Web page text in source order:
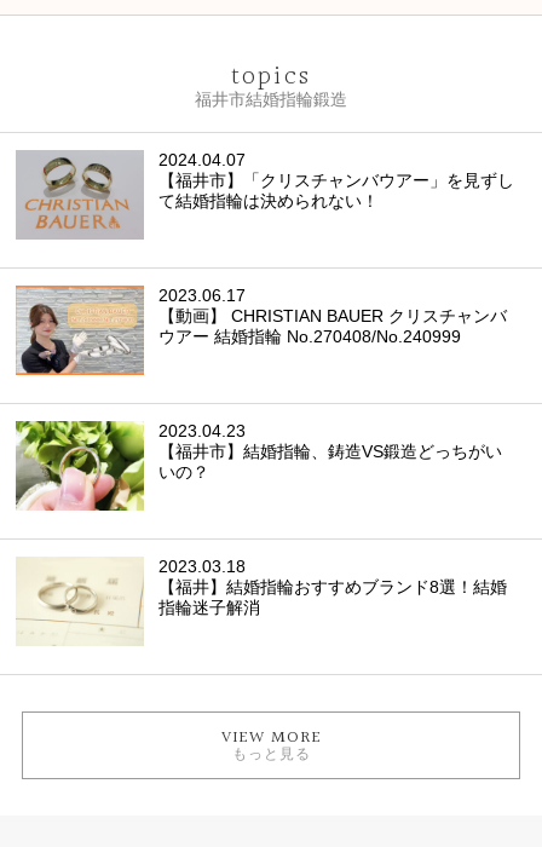
topics
福井市結婚指輪鍛造
2024.04.07
【福井市】「クリスチャンバウアー」を見ずし
て結婚指輪は決められない！
2023.06.17
【動画】 CHRISTIAN BAUER クリスチャンバ
ウアー 結婚指輪 No.270408/No.240999
2023.04.23
【福井市】結婚指輪、鋳造VS鍛造どっちがい
いの？
2023.03.18
【福井】結婚指輪おすすめブランド8選！結婚
指輪迷子解消
VIEW MORE
もっと見る